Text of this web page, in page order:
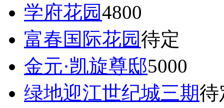
学府花园4800
富春国际花园待定
金元·凯旋尊邸5000
绿地迎江世纪城三期待